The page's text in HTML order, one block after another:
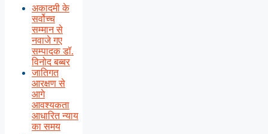
अकादमी के
सर्वोच्च
सम्मान से
नवाजे गए
सम्पादक डॉ.
विनोद बब्बर
जातिगत
आरक्षण से
आगे
आवश्यकता
आधारित न्याय
का समय